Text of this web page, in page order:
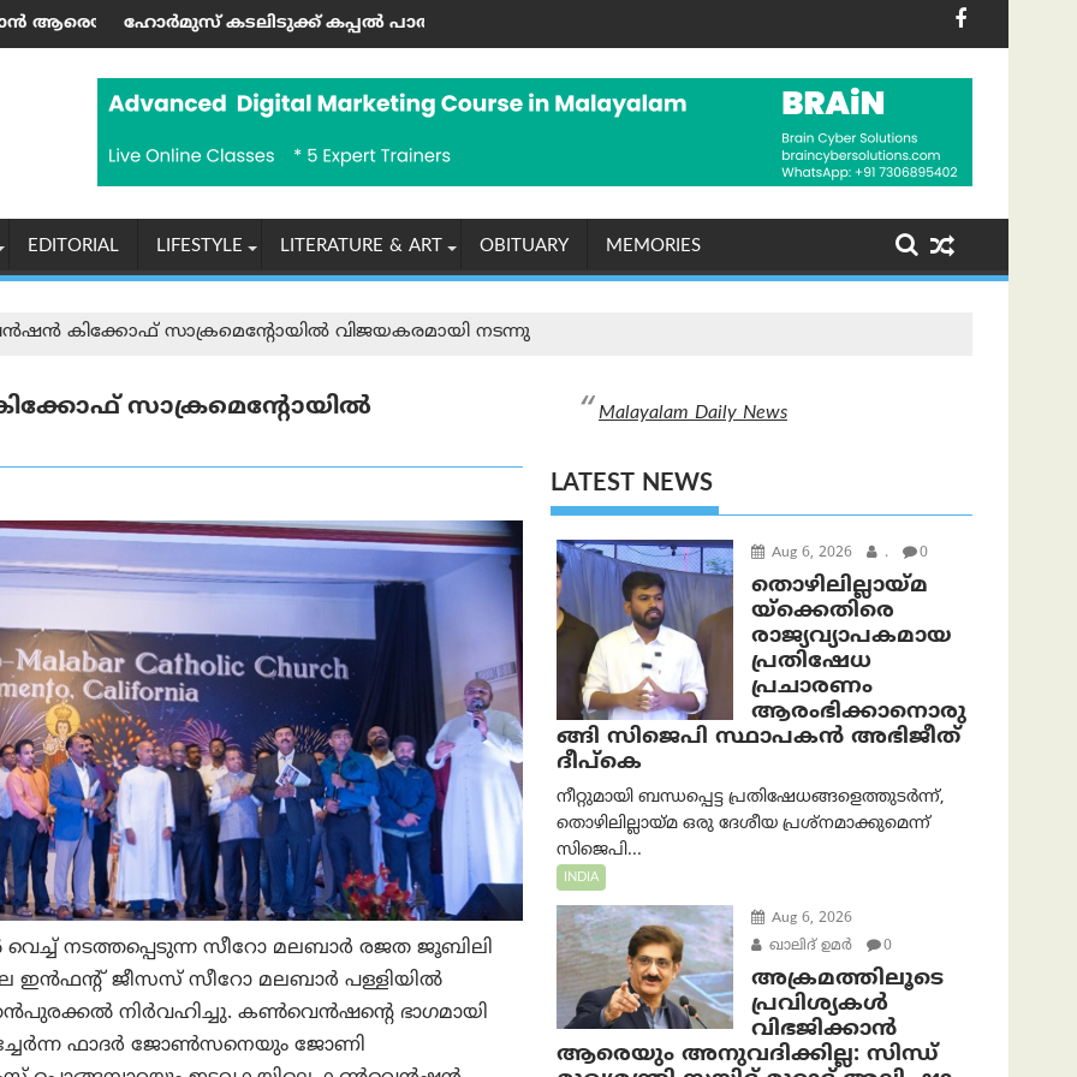
സയ്യിദ് മുറാദ് അലി ഷാ
പാതയിൽ ഇറാനും ഒമാനും ധാരണയിലെത്തി: ഇറാൻ വിദേശകാര്യ മന്ത്രാലയം
രാശിഫലം (06-08-2026 വ്യാഴം) മാപ്പിള കലയുടെ മധുരവുമായി
EDITORIAL LIFESTYLE LITERATURE & ART OBITUARY MEMORIES
കിക്കോഫ് സാക്രമെന്റോയിൽ വിജയകരമായി നടന്നു
സാക്രമെന്റോയിൽ
നടത്തപ്പെടുന്ന സീറോ മലബാർ രജത ജൂബിലി
ഇൻഫന്റ് ജീസസ് സീറോ മലബാർ പള്ളിയിൽ
നിർവഹിച്ചു. കൺവെൻഷന്റെ ഭാഗമായി
ഫാദർ ജോൺസനെയും ജോണി
Malayalam Daily News
LATEST NEWS
Aug 6, 2026 . 0
തൊഴിലില്ലായ്മ
യ്ക്കെതിരെ
രാജ്യവ്യാപകമായ
പ്രതിഷേധ
പ്രചാരണം
ആരംഭിക്കാനൊരു
ങ്ങി സിജെപി സ്ഥാപകന്‍ അഭിജീത്
ദീപ്കെ
നീറ്റുമായി ബന്ധപ്പെട്ട പ്രതിഷേധങ്ങളെത്തുടർന്ന്,
തൊഴിലില്ലായ്മ ഒരു ദേശീയ പ്രശ്നമാക്കുമെന്ന്
സിജെപി...
INDIA
Aug 6, 2026
ഖാലിദ് ഉമര്‍
0
അക്രമത്തിലൂടെ
പ്രവിശ്യകൾ
വിഭജിക്കാൻ
ആരെയും അനുവദിക്കില്ല: സിന്ധ്